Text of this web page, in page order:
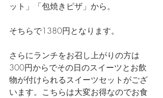
ット」「包焼きピザ」から。
そちらで1380円となります。
さらにランチをお召し上がりの方は
300円からでその日のスイーツとお飲
物が付けられるスイーツセットがござ
います。こちらは大変お得なのでお食